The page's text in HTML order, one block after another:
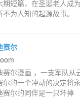
期短篇，在圣诞老人成
不为人知的起源故事。
赛尔
赛尔漫画 ，一支军队从
尔的一个冲动的决定将
赛尔的同伴是一只坏掉